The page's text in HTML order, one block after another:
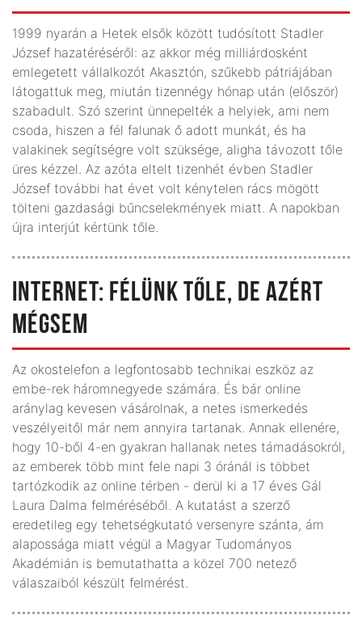
1999 nyarán a Hetek elsők között tudósított Stadler
József hazatéréséről: az akkor még milliárdosként
emlegetett vállalkozót Akasztón, szűkebb pátriájában
látogattuk meg, miután tizennégy hónap után (először)
szabadult. Szó szerint ünnepelték a helyiek, ami nem
csoda, hiszen a fél falunak ő adott munkát, és ha
valakinek segítségre volt szüksége, aligha távozott tőle
üres kézzel. Az azóta eltelt tizenhét évben Stadler
József további hat évet volt kénytelen rács mögött
tölteni gazdasági bűncselekmények miatt. A napokban
újra interjút kértünk tőle.
INTERNET: FÉLÜNK TŐLE, DE AZÉRT
MÉGSEM
Az okostelefon a legfontosabb technikai eszköz az
embe-rek háromnegyede számára. És bár online
aránylag kevesen vásárolnak, a netes ismerkedés
veszélyeitől már nem annyira tartanak. Annak ellenére,
hogy 10-ből 4-en gyakran hallanak netes támadásokról,
az emberek több mint fele napi 3 óránál is többet
tartózkodik az online térben - derül ki a 17 éves Gál
Laura Dalma felméréséből. A kutatást a szerző
eredetileg egy tehetségkutató versenyre szánta, ám
alapossága miatt végül a Magyar Tudományos
Akadémián is bemutathatta a közel 700 netező
válaszaiból készült felmérést.